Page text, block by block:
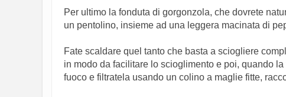
Per ultimo la fonduta di gorgonzola, che dovrete
un pentolino, insieme ad una leggera macinata di
Fate scaldare quel tanto che basta a sciogliere
in modo da facilitare lo scioglimento e poi, quando
fuoco e filtratela usando un colino a maglie fitte,